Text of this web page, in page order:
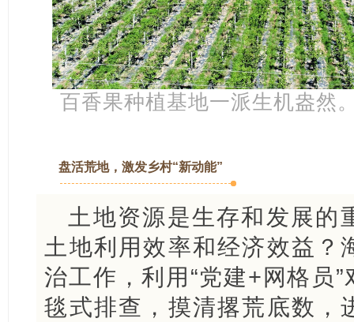
百香果种植基地一派生机盎然
盘活荒地，激发乡村“新动能”
土地资源是生存和发展的
土地利用效率和经济效益？
治工作，利用“党建+网格员
毯式排查，摸清撂荒底数，